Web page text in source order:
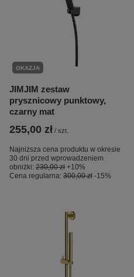
OKAZJA
JIMJIM zestaw
prysznicowy punktowy,
czarny mat
255,00 zł / szt.
Najniższa cena produktu w okresie
30 dni przed wprowadzeniem
obniżki: 230,00 zł +10%
Cena regularna: 300,00 zł -15%